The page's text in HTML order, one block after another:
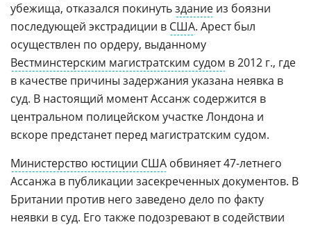
убежища, отказался покинутьздание из боязни
последующей экстрадиции в США. Арест был
осуществлен по ордеру, выданному
Вестминстерским магистратским судом в 2012 г., где
в качестве причины задержания указана неявка в
суд. В настоящий момент Ассанж содержится в
центральном полицейском участке Лондона и
вскоре предстанет перед магистратским судом.
Министерство юстиции США обвиняет 47-летнего
Ассанжа в публикации засекреченных документов. В
Британии против него заведено дело по факту
неявки в суд. Его также подозревают в содействии